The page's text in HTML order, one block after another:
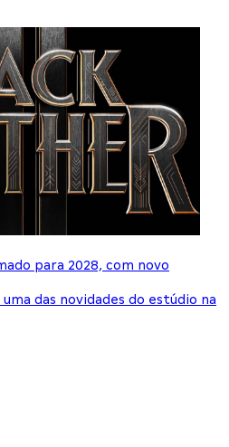
para 2028, com novo
das novidades do estúdio na